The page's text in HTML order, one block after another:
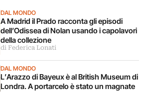
DAL MONDO
A Madrid il Prado racconta gli episodi
dell’Odissea di Nolan usando i capolavori
della collezione
di Federica Lonati
DAL MONDO
L’Arazzo di Bayeux è al British Museum di
Londra. A portarcelo è stato un magnate